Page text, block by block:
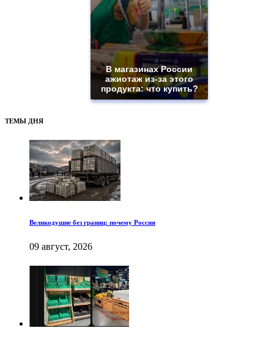
В магазинах России
ажиотаж из-за этого
продукта: что купить?
ТЕМЫ ДНЯ
Великодушие без границ: почему Россия
09 август, 2026